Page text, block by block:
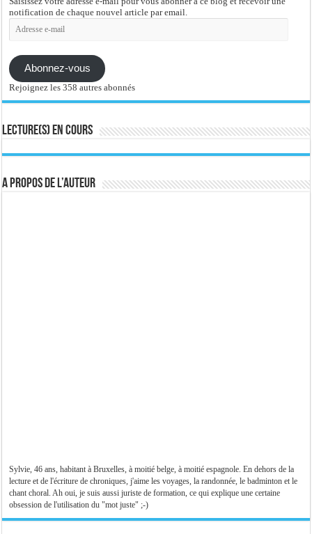
notification de chaque nouvel article par email.
Adresse
e-
Abonnez-vous
Rejoignez les 358 autres abonnés
Lecture(s) en cours
A propos de l’auteur
Sylvie, 46 ans, habitant à Bruxelles, à moitié belge, à moitié espagnole. En dehors de la
lecture et de l'écriture de chroniques, j'aime les voyages, la randonnée, le badminton et le
chant choral. Ah oui, je suis aussi juriste de formation, ce qui explique une certaine
obsession de l'utilisation du "mot juste" ;-)